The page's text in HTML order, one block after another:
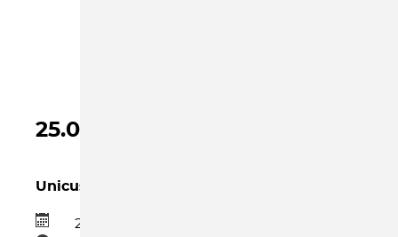
25.08.2026
Unicus
25.08.2026